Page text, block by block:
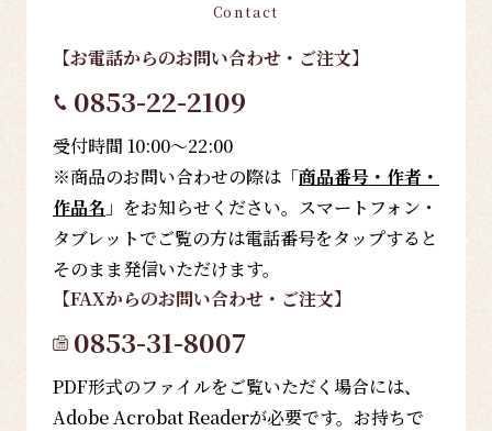
Contact
【お電話からのお問い合わせ・ご注文】
0853-22-2109
受付時間 10:00～22:00
※商品のお問い合わせの際は「商品番号・作者・
作品名 」をお知らせください。スマートフォン・
タブレットでご覧の方は電話番号をタップすると
そのまま発信いただけます。
【FAXからのお問い合わせ・ご注文】
0853-31-8007
PDF形式のファイルをご覧いただく場合には、
Adobe Acrobat Readerが必要です。お持ちで